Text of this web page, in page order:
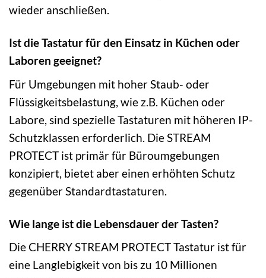
wieder anschließen.
Ist die Tastatur für den Einsatz in Küchen oder
Laboren geeignet?
Für Umgebungen mit hoher Staub- oder
Flüssigkeitsbelastung, wie z.B. Küchen oder
Labore, sind spezielle Tastaturen mit höheren IP-
Schutzklassen erforderlich. Die STREAM
PROTECT ist primär für Büroumgebungen
konzipiert, bietet aber einen erhöhten Schutz
gegenüber Standardtastaturen.
Wie lange ist die Lebensdauer der Tasten?
Die CHERRY STREAM PROTECT Tastatur ist für
eine Langlebigkeit von bis zu 10 Millionen